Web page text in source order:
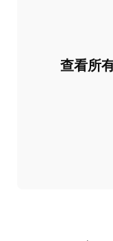
查看所